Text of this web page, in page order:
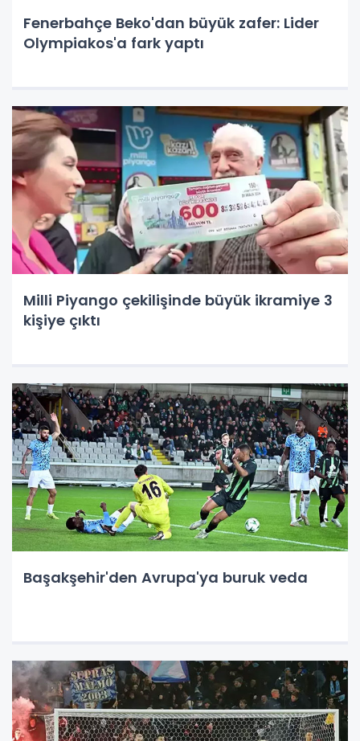
Fenerbahçe Beko'dan büyük zafer: Lider
Olympiakos'a fark yaptı
Milli Piyango çekilişinde büyük ikramiye 3
kişiye çıktı
Başakşehir'den Avrupa'ya buruk veda